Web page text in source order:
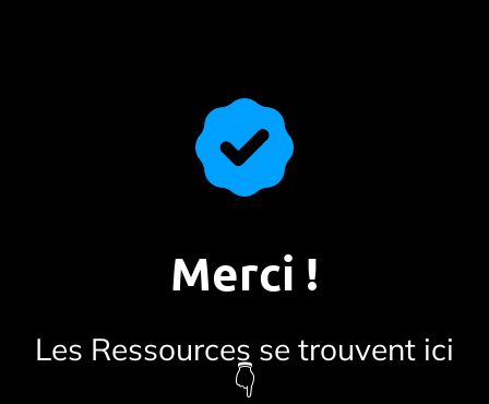
Merci !
Les Ressources se trouvent ici
👇